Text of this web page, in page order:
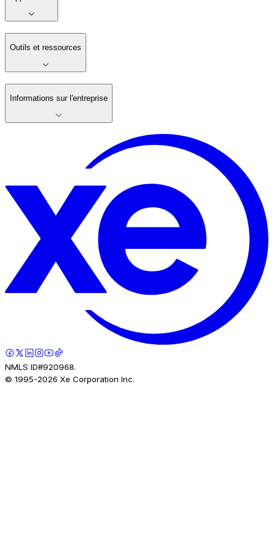
Outils et ressources
Informations sur l'entreprise
NMLS ID#920968.
© 1995-2026 Xe Corporation Inc.